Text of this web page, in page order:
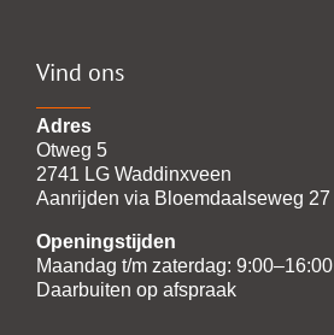
Vind ons
Adres
Otweg 5
2741 LG Waddinxveen
Aanrijden via Bloemdaalseweg 27
Openingstijden
Maandag t/m zaterdag: 9:00–16:00
Daarbuiten op afspraak